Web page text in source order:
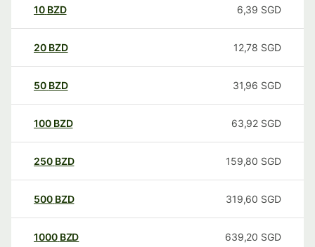
10 BZD 6,39 SGD
20 BZD 12,78 SGD
50 BZD 31,96 SGD
100 BZD 63,92 SGD
250 BZD 159,80 SGD
500 BZD 319,60 SGD
1000 BZD 639,20 SGD